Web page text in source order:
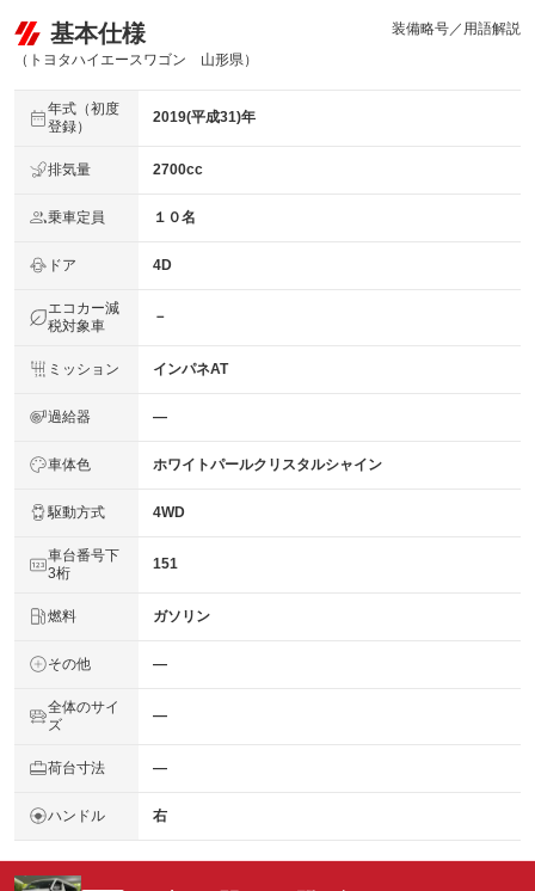
基本仕様
（トヨタハイエースワゴン 山形県）
装備略号／用語解説
年式（初度
登録）
2019(平成31)年
排気量 2700cc
乗車定員 １０名
ドア 4D
エコカー減
税対象車
－
ミッション インパネAT
過給器 ―
車体色 ホワイトパールクリスタルシャイン
駆動方式 4WD
車台番号下
3桁
151
燃料 ガソリン
その他 ―
全体のサイ
ズ
―
荷台寸法 ―
ハンドル 右